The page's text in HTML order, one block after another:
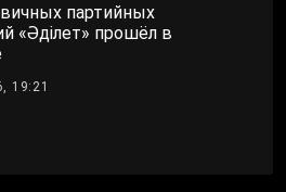
партийных
«Әділет» прошёл в
19:21